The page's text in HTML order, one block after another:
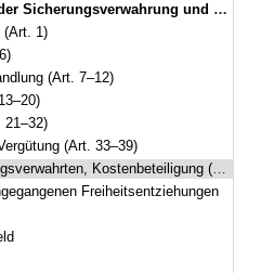
– BaySvVollzG) Vom 22. Mai 2013 (GVBl. S. 275) BayRS 312-0-J (Art. 1–104)
(Art. 1)
(Art. 7–12)
21–32)
(Art. 33–39)
Kostenbeteiligung (Art. 40–46)
Freiheitsentziehungen